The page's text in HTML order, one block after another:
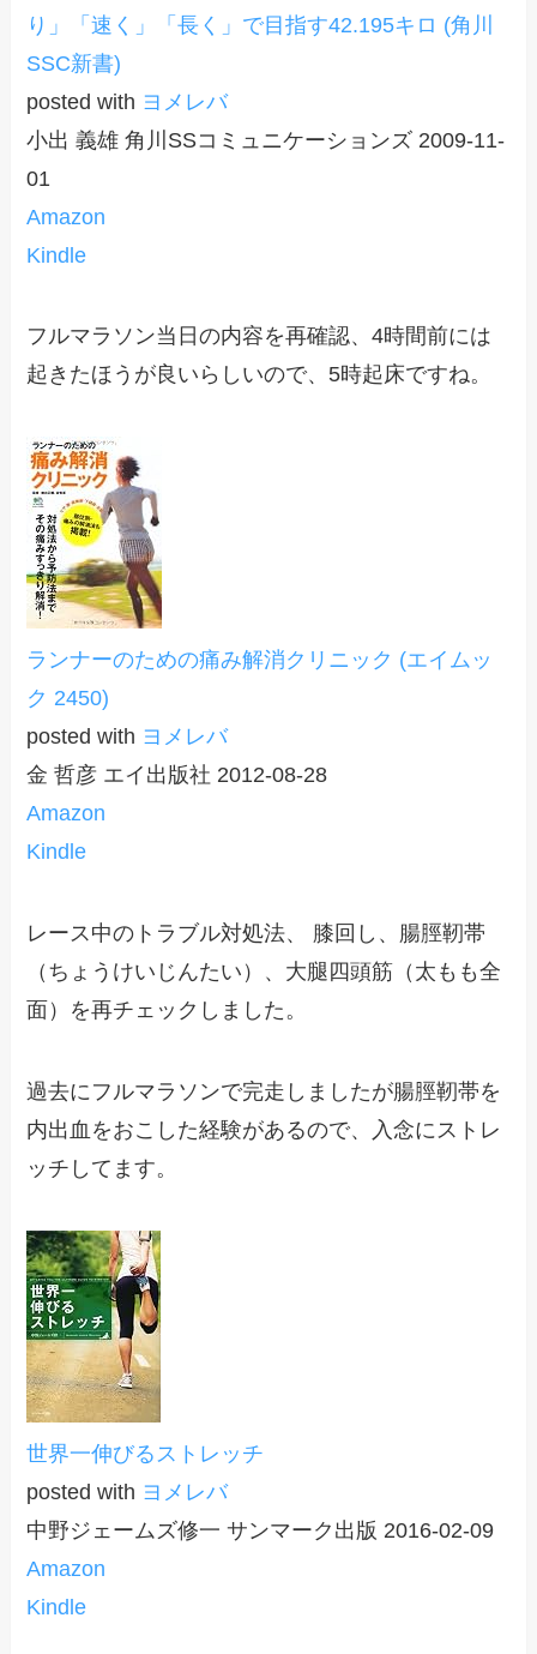
り」「速く」「長く」で目指す42.195キロ (角川
SSC新書)
posted with ヨメレバ
小出 義雄 角川SSコミュニケーションズ 2009-11-
01
Amazon
Kindle
フルマラソン当日の内容を再確認、4時間前には
起きたほうが良いらしいので、5時起床ですね。
ランナーのための痛み解消クリニック (エイムッ
ク 2450)
posted with ヨメレバ
金 哲彦 エイ出版社 2012-08-28
Amazon
Kindle
レース中のトラブル対処法、 膝回し、腸脛靭帯
（ちょうけいじんたい）、大腿四頭筋（太もも全
面）を再チェックしました。
過去にフルマラソンで完走しましたが腸脛靭帯を
内出血をおこした経験があるので、入念にストレ
ッチしてます。
世界一伸びるストレッチ
posted with ヨメレバ
中野ジェームズ修一 サンマーク出版 2016-02-09
Amazon
Kindle